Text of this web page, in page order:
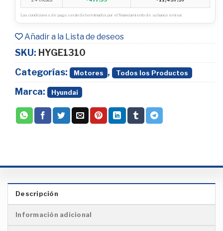
Las condiciones de pago serán determinados por el financiamiento de su banco emisor.
Añadir a la Lista de deseos
SKU: HYGE1310
Categorías:
Motores , Todos los Productos
Marca: Hyundai
Descripción
Información adicional